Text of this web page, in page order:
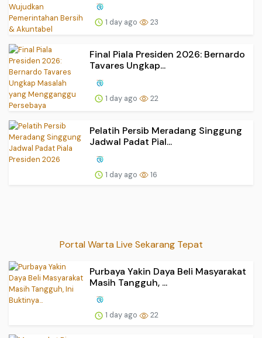
1 day ago 23
Final Piala Presiden 2026: Bernardo
Tavares Ungkap...
1 day ago 22
Pelatih Persib Meradang Singgung
Jadwal Padat Pial...
1 day ago 16
Portal Warta Live Sekarang Tepat
Purbaya Yakin Daya Beli Masyarakat
Masih Tangguh, ...
1 day ago 22